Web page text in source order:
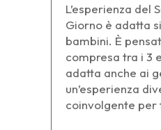
L’esperienza del
Giorno è adatta
bambini. È
compresa tra i 3
adatta anche ai
un’esperienza
coinvolgente